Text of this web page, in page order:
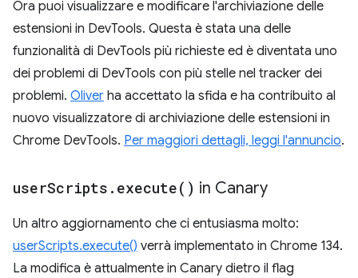
Ora puoi visualizzare e modificare l'archiviazione delle
estensioni in DevTools. Questa è stata una delle
funzionalità di DevTools più richieste ed è diventata uno
dei problemi di DevTools con più stelle nel tracker dei
problemi. Oliver ha accettato la sfida e ha contribuito al
nuovo visualizzatore di archiviazione delle estensioni in
Chrome DevTools. Per maggiori dettagli, leggi l'annuncio.
userScripts . execute( ) in Canary
Un altro aggiornamento che ci entusiasma molto:
userScripts.execute() verrà implementato in Chrome 134.
La modifica è attualmente in Canary dietro il flag